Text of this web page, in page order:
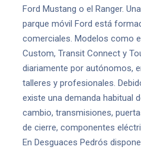
Ford Mustang o el Ranger.
parque móvil Ford está
comerciales. Modelos como
Custom, Transit Connect y
diariamente por autónomos,
talleres y profesionales.
existe una demanda habitual
cambio, transmisiones,
de cierre, componentes
En Desguaces Pedrós